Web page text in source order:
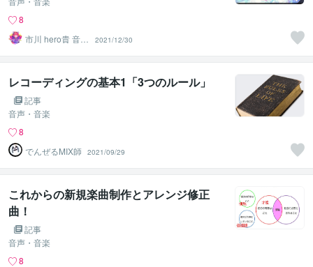
8
市川 hero貴 音楽
クリエイター
2021/12/30
レコーディングの基本1「3つのルール」
記事
音声・音楽
8
でんぜるMIX師 2021/09/29
これからの新規楽曲制作とアレンジ修正
曲！
記事
音声・音楽
8